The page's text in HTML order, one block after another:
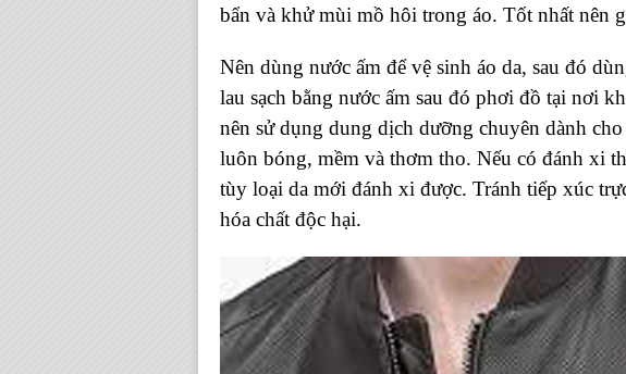
bẩn và khử mùi mồ hôi trong áo. Tốt nhất nên
Nên dùng nước ấm để vệ sinh áo da, sau đó
lau sạch bằng nước ấm sau đó phơi đồ tại nơi
nên sử dụng dung dịch dưỡng chuyên dành
luôn bóng, mềm và thơm tho. Nếu có đánh xi
tùy loại da mới đánh xi được. Tránh tiếp xúc
hóa chất độc hại.